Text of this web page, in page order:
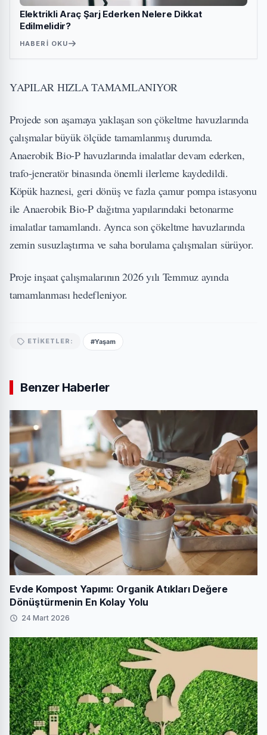
Elektrikli Araç Şarj Ederken Nelere Dikkat
Edilmelidir?
HABERI OKU
YAPILAR HIZLA TAMAMLANIYOR
Projede son aşamaya yaklaşan son çökeltme havuzlarında
çalışmalar büyük ölçüde tamamlanmış durumda.
Anaerobik Bio-P havuzlarında imalatlar devam ederken,
trafo-jeneratör binasında önemli ilerleme kaydedildi.
Köpük haznesi, geri dönüş ve fazla çamur pompa istasyonu
ile Anaerobik Bio-P dağıtma yapılarındaki betonarme
imalatlar tamamlandı. Ayrıca son çökeltme havuzlarında
zemin susuzlaştırma ve saha borulama çalışmaları sürüyor.
Proje inşaat çalışmalarının 2026 yılı Temmuz ayında
tamamlanması hedefleniyor.
ETIKETLER: #Yaşam
Benzer Haberler
Evde Kompost Yapımı: Organik Atıkları Değere
Dönüştürmenin En Kolay Yolu
24 Mart 2026